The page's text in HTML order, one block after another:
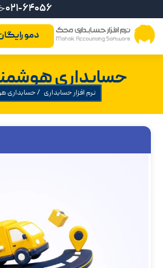
021-64056
دمو
حسابداری
نرم افزار حسابداری /حسابداری